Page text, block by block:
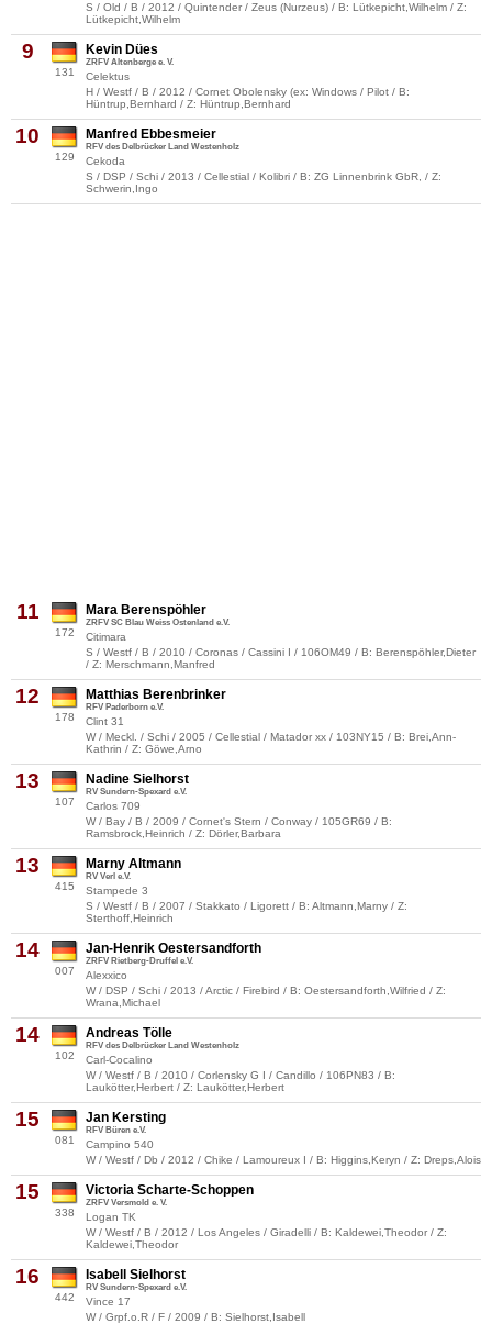
S / Old / B / 2012 / Quintender / Zeus (Nurzeus) / B: Lütkepicht,Wilhelm / Z:
Lütkepicht,Wilhelm
9
131
Kevin Dües
ZRFV Altenberge e. V.
Celektus
H / Westf / B / 2012 / Cornet Obolensky (ex: Windows / Pilot / B:
Hüntrup,Bernhard / Z: Hüntrup,Bernhard
10
129
Manfred Ebbesmeier
RFV des Delbrücker Land Westenholz
Cekoda
S / DSP / Schi / 2013 / Cellestial / Kolibri / B: ZG Linnenbrink GbR, / Z:
Schwerin,Ingo
11
172
Mara Berenspöhler
ZRFV SC Blau Weiss Ostenland e.V.
Citimara
S / Westf / B / 2010 / Coronas / Cassini I / 106OM49 / B: Berenspöhler,Dieter
/ Z: Merschmann,Manfred
12
178
Matthias Berenbrinker
RFV Paderborn e.V.
Clint 31
W / Meckl. / Schi / 2005 / Cellestial / Matador xx / 103NY15 / B: Brei,Ann-
Kathrin / Z: Göwe,Arno
13
107
Nadine Sielhorst
RV Sundern-Spexard e.V.
Carlos 709
W / Bay / B / 2009 / Cornet's Stern / Conway / 105GR69 / B:
Ramsbrock,Heinrich / Z: Dörler,Barbara
13
415
Marny Altmann
RV Verl e.V.
Stampede 3
S / Westf / B / 2007 / Stakkato / Ligorett / B: Altmann,Marny / Z:
Sterthoff,Heinrich
14
007
Jan-Henrik Oestersandforth
ZRFV Rietberg-Druffel e.V.
Alexxico
W / DSP / Schi / 2013 / Arctic / Firebird / B: Oestersandforth,Wilfried / Z:
Wrana,Michael
14
102
Andreas Tölle
RFV des Delbrücker Land Westenholz
Carl-Cocalino
W / Westf / B / 2010 / Corlensky G I / Candillo / 106PN83 / B:
Laukötter,Herbert / Z: Laukötter,Herbert
15
081
Jan Kersting
RFV Büren e.V.
Campino 540
W / Westf / Db / 2012 / Chike / Lamoureux I / B: Higgins,Keryn / Z: Dreps,Alois
15
338
Victoria Scharte-Schoppen
ZRFV Versmold e. V.
Logan TK
W / Westf / B / 2012 / Los Angeles / Giradelli / B: Kaldewei,Theodor / Z:
Kaldewei,Theodor
16
442
Isabell Sielhorst
RV Sundern-Spexard e.V.
Vince 17
W / Grpf.o.R / F / 2009 / B: Sielhorst,Isabell